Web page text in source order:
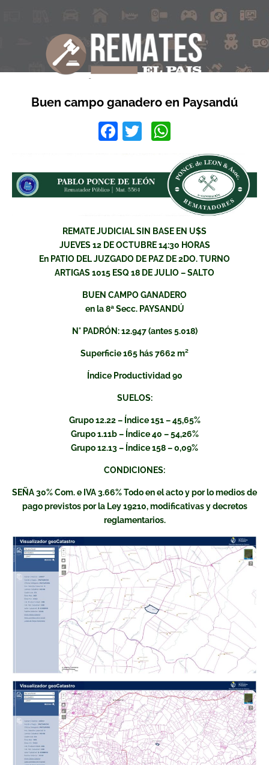
Buen campo ganadero en Paysandú
Facebook
Twitter
REMATE JUDICIAL SIN BASE EN U$S
JUEVES 12 DE OCTUBRE 14:30 HORAS
En PATIO DEL JUZGADO DE PAZ DE 2DO. TURNO
ARTIGAS 1015 ESQ 18 DE JULIO – SALTO
BUEN CAMPO GANADERO
en la 8ª Secc. PAYSANDÚ
N° PADRÓN: 12.947 (antes 5.018)
Superficie 165 hás 7662 m²
Índice Productividad 90
SUELOS:
Grupo 12.22 – Índice 151 – 45,65%
Grupo 1.11b – Índice 40 – 54,26%
Grupo 12.13 – Índice 158 – 0,09%
CONDICIONES:
SEÑA 30% Com. e IVA 3.66% Todo en el acto y por lo medios de
pago previstos por la Ley 19210, modificativas y decretos
reglamentarios.